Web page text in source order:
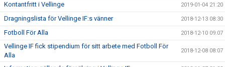
Kontantfritt i Vellinge 2019-01-04 21:20
Dragningslista för Vellinge IF:s vänner 2018-12-13 08:30
Fotboll För Alla 2018-12-10 09:07
Vellinge IF fick stipendium för sitt arbete med Fotboll För
Alla
2018-12-08 08:07